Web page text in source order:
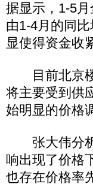
据显示，1-5
由1-4月的同
显使得资金收
目前北京楼
将主要受到供
始明显的价格
张大伟分析
响出现了价格
也存在价格率